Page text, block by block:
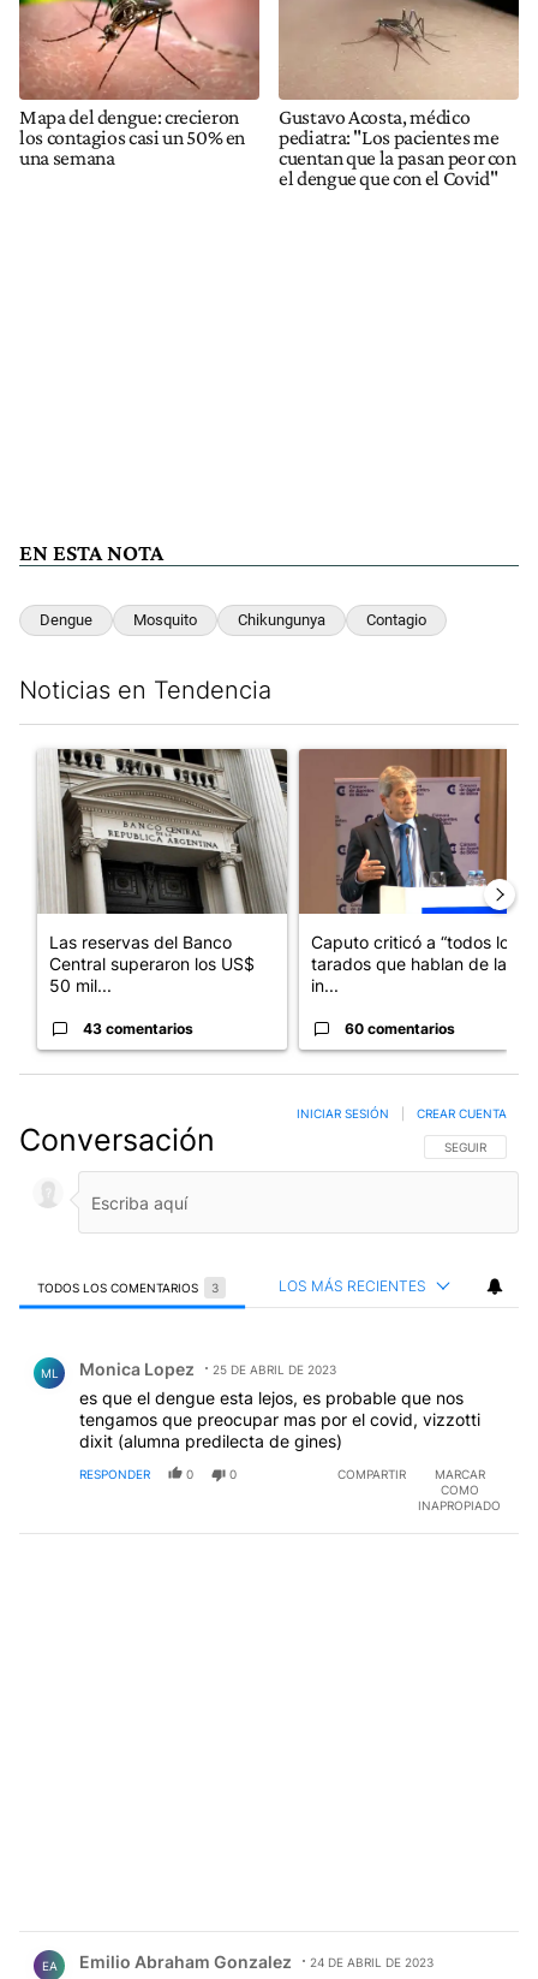
Mapa del dengue: crecieron
los contagios casi un 50% en
una semana
Gustavo Acosta, médico
pediatra: "Los pacientes me
cuentan que la pasan peor con
el dengue que con el Covid"
EN ESTA NOTA
Dengue Mosquito Chikungunya Contagio
Noticias en Tendencia
Un artículo de tendencia con el título "Las reservas del Banco
Las reservas del Banco
Central superaron los US$
50 mil...
43 comentarios
Caputo criticó a “todos los
tarados que hablan de la
in...
60 comentarios
Conversación SIGA ESTA
SEGUIR
INICIAR SESIÓN CREAR CUENTA
TODOS LOS COMENTARIOS 3 LOS MÁS RECIENTES
ML Monica Lopez 25 DE ABRIL DE 2023
es que el dengue esta lejos, es probable que nos
tengamos que preocupar mas por el covid, vizzotti
dixit (alumna predilecta de gines)
RESPONDER 0 0 COMPARTIR
MARCAR
COMO
INAPROPIADO
EA Emilio Abraham Gonzalez 24 DE ABRIL DE 2023